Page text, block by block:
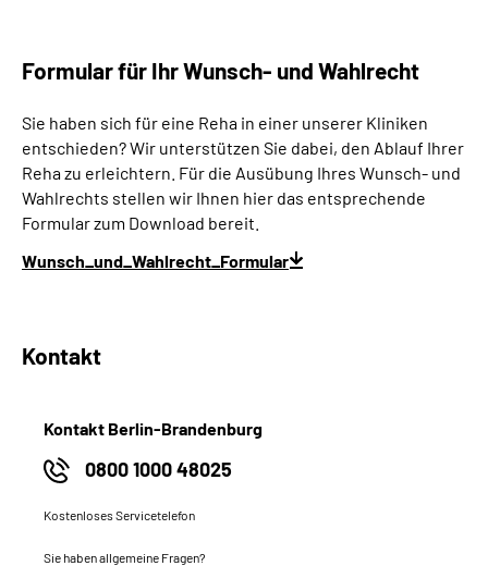
Formular für Ihr Wunsch- und Wahlrecht
Sie haben sich für eine Reha in einer unserer Kliniken
entschieden? Wir unterstützen Sie dabei, den Ablauf Ihrer
Reha zu erleichtern. Für die Ausübung Ihres Wunsch- und
Wahlrechts stellen wir Ihnen hier das entsprechende
Formular zum Download bereit.
Wunsch_und_Wahlrecht_Formular
Kontakt
Kontakt Berlin-Brandenburg
0800 1000 48025
Kostenloses Servicetelefon
Sie haben allgemeine Fragen?